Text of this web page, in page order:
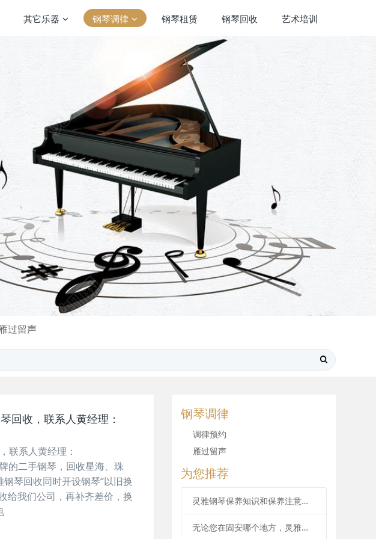
其它乐器 钢琴调律 钢琴租赁 钢琴回收 艺术培训
雁过留声
回收，联系人黄经理：
联系人黄经理：
的二手钢琴，回收星海、珠
琴回收同时开设钢琴“以旧换
给我们公司，再补齐差价，换
钢琴调律
调律预约
雁过留声
为您推荐
灵雅钢琴保养知识和保养注意事项
无论您在固安哪个地方，灵雅均可上门调音、调律、维修